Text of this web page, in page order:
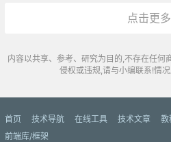
点击更
内容以共享、参考、研究为目的,不存在任何
侵权或违规,请与小编联系!情
首页 技术导航 在线工具 技术文章 教
前端库/框架